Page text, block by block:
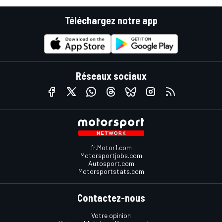
Téléchargez notre app
Réseaux sociaux
fr.Motor1.com
Motorsportjobs.com
Autosport.com
Motorsportstats.com
Contactez-nous
Votre opinion